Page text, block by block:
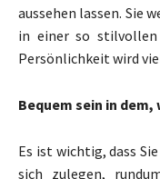
aussehen lassen. Sie
in einer so stilvollen
Persönlichkeit wird
Bequem sein in
Es ist wichtig, dass
sich zulegen,